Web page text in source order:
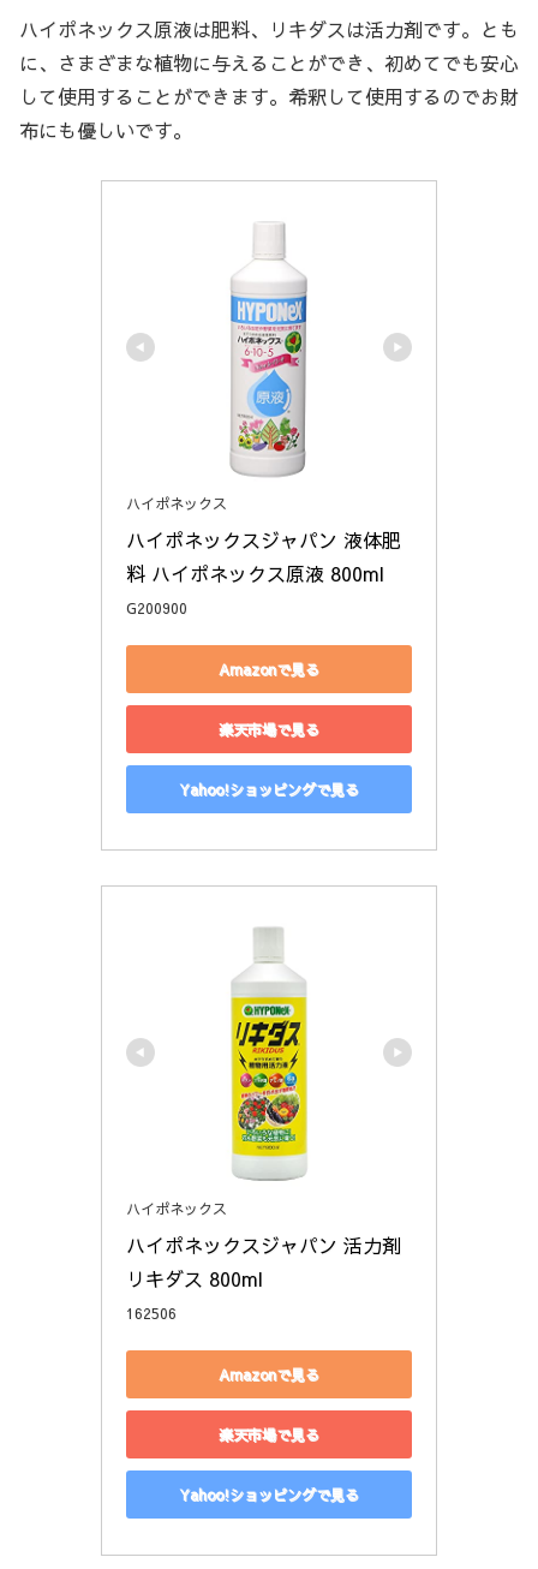
ハイポネックス原液は肥料、リキダスは活力剤です。とも
に、さまざまな植物に与えることができ、初めてでも安心
して使用することができます。希釈して使用するのでお財
布にも優しいです。
ハイポネックス
ハイポネックスジャパン 液体肥
料 ハイポネックス原液 800ml
G200900
Amazonで見る
楽天市場で見る
Yahoo!ショッピングで見る
ハイポネックス
ハイポネックスジャパン 活力剤
リキダス 800ml
162506
Amazonで見る
楽天市場で見る
Yahoo!ショッピングで見る